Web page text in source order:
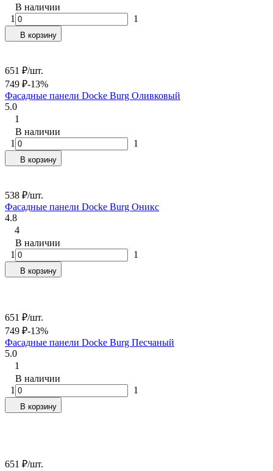
В наличии
1
1
В корзину
651 ₽/шт.
749 ₽-13%
Фасадные панели Docke Burg Оливковый
5.0
1
В наличии
1
1
В корзину
538 ₽/шт.
Фасадные панели Docke Burg Оникс
4.8
4
В наличии
1
1
В корзину
651 ₽/шт.
749 ₽-13%
Фасадные панели Docke Burg Песчаный
5.0
1
В наличии
1
1
В корзину
651 ₽/шт.